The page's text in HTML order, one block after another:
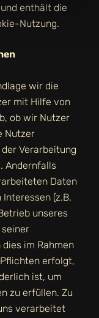
enthält die
Nutzung.
wir die
mit Hilfe von
ob wir Nutzer
Nutzer
Verarbeitung
Andernfalls
Daten
(z.B.
unseres
seiner
im Rahmen
erfolgt,
ist, um
zu erfüllen. Zu
verarbeitet